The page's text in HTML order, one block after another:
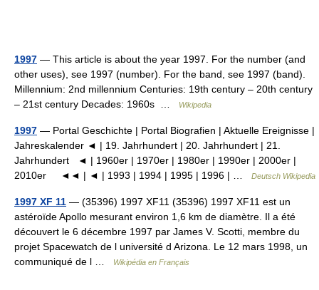
1997 — This article is about the year 1997. For the number (and
other uses), see 1997 (number). For the band, see 1997 (band).
Millennium: 2nd millennium Centuries: 19th century – 20th century
– 21st century Decades: 1960s …
Wikipedia
1997 — Portal Geschichte | Portal Biografien | Aktuelle Ereignisse |
Jahreskalender ◄ | 19. Jahrhundert | 20. Jahrhundert | 21.
Jahrhundert ◄ | 1960er | 1970er | 1980er | 1990er | 2000er |
2010er ◄◄ | ◄ | 1993 | 1994 | 1995 | 1996 | …
Deutsch Wikipedia
1997 XF 11 — (35396) 1997 XF11 (35396) 1997 XF11 est un
astéroïde Apollo mesurant environ 1,6 km de diamètre. Il a été
découvert le 6 décembre 1997 par James V. Scotti, membre du
projet Spacewatch de l université d Arizona. Le 12 mars 1998, un
communiqué de l …
Wikipédia en Français